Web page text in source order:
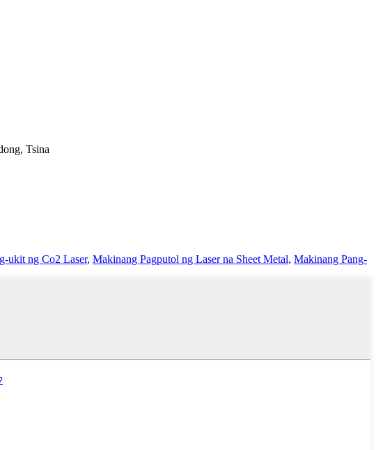
Tsina
ukit ng Co2 Laser, Makinang Pagputol ng Laser na Sheet Metal, Makinang Pang-